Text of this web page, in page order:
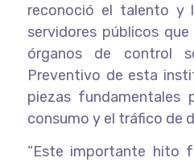
reconoció el talento y
servidores públicos
órganos de control
Preventivo de esta
piezas fundamentales
consumo y el tráfico de
“Este importante hito